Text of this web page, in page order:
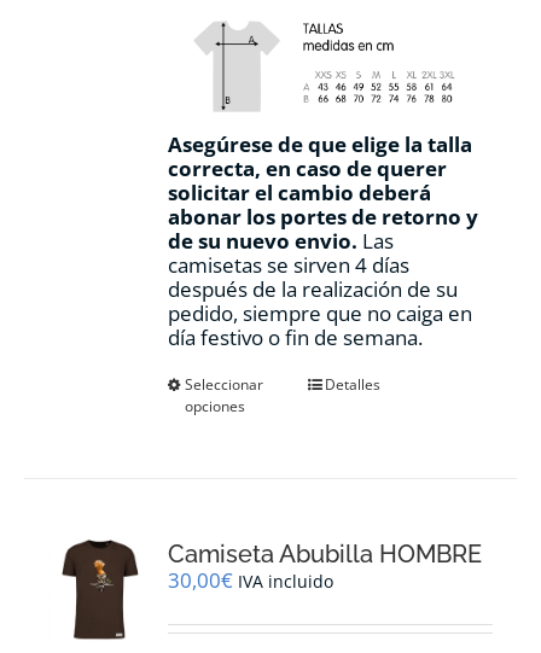
Asegúrese de que elige la talla
correcta, en caso de querer
solicitar el cambio deberá
abonar los portes de retorno y
de su nuevo envio. Las
camisetas se sirven 4 días
después de la realización de su
pedido, siempre que no caiga en
día festivo o fin de semana.
Seleccionar
opciones
Este
se
pueden
en
Detalles
Camiseta Abubilla HOMBRE
30,00€ IVA incluido